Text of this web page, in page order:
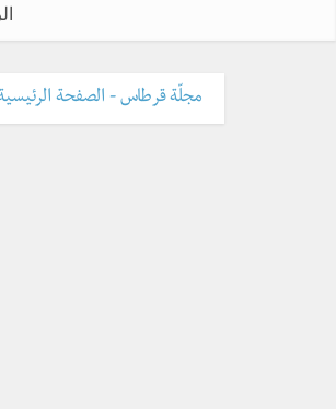
مجلّة قرطاس - الصفحة